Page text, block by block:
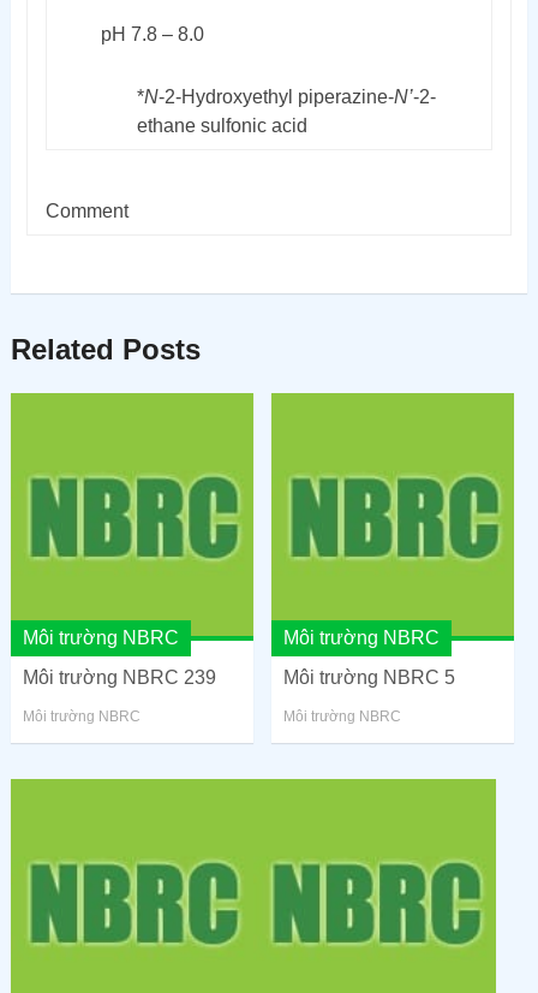
pH 7.8 – 8.0
*N-2-Hydroxyethyl piperazine-N’-2-
ethane sulfonic acid
Comment
Related Posts
Môi trường NBRC
Môi trường NBRC 239
Môi trường NBRC
Môi trường NBRC
Môi trường NBRC 5
Môi trường NBRC